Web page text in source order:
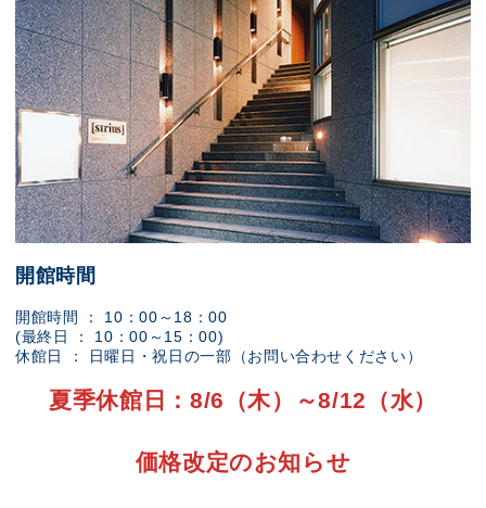
開館時間
開館時間 ： 10：00～18：00
(最終日 ： 10：00～15：00)
休館日 ： 日曜日・祝日の一部（お問い合わせください）
夏季休館日：8/6（木）～8/12（水）
価格改定のお知らせ